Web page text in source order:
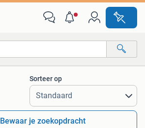
Alle afstanden…
Sorteer op
Bewaar je zoekopdracht